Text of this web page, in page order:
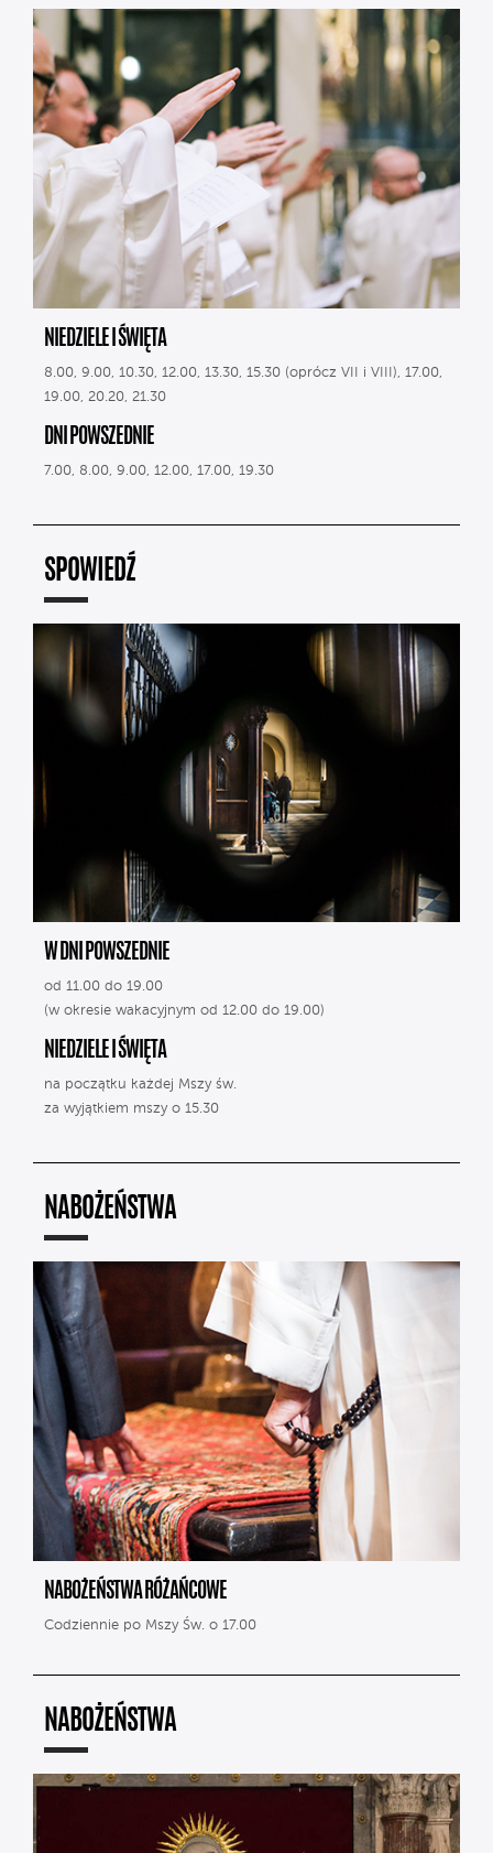
NIEDZIELE I ŚWIĘTA
8.00, 9.00, 10.30, 12.00, 13.30, 15.30 (oprócz VII i VIII), 17.00,
19.00, 20.20, 21.30
DNI POWSZEDNIE
7.00, 8.00, 9.00, 12.00, 17.00, 19.30
SPOWIEDŹ
W DNI POWSZEDNIE
od 11.00 do 19.00
(w okresie wakacyjnym od 12.00 do 19.00)
NIEDZIELE I ŚWIĘTA
na początku każdej Mszy św.
za wyjątkiem mszy o 15.30
NABOŻEŃSTWA
NABOŻEŃSTWA RÓŻAŃCOWE
Codziennie po Mszy Św. o 17.00
NABOŻEŃSTWA